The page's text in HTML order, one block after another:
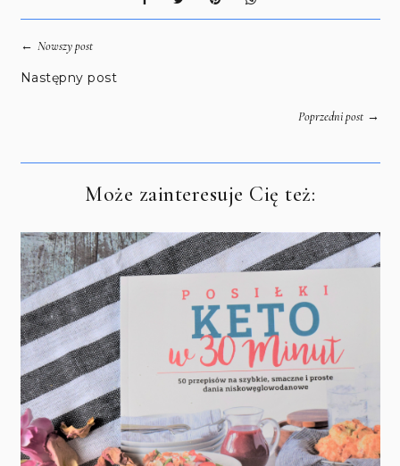
← Nowszy post
Następny post
Poprzedni post→
Może zainteresuje Cię też: